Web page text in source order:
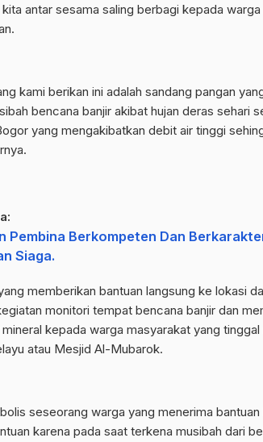
antar sesama saling berbagi kepada
kami berikan ini adalah sandang pangan
bencana banjir akibat hujan deras sehari
yang mengakibatkan debit air tinggi
Pembina Berkompeten Dan
Siaga.
memberikan bantuan langsung ke lokasi
monitori tempat bencana banjir dan
kepada warga masyarakat yang
atau Mesjid Al-Mubarok.
seseorang warga yang menerima
karena pada saat terkena musibah dari